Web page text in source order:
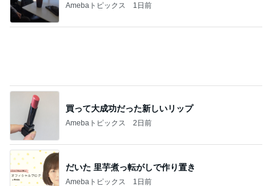
Amebaトピックス 1日前
だいた 里芋煮っ転がしで作り置き
Amebaトピックス 1日前